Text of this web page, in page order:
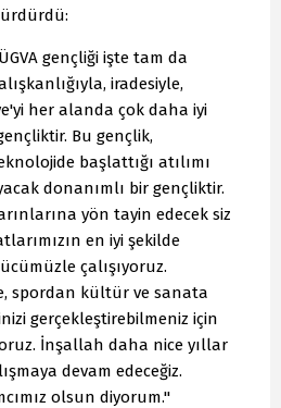
gençliği işte tam da
iradesiyle,
her alanda çok daha iyi
Bu gençlik,
başlattığı atılımı
donanımlı bir gençliktir.
yön tayin edecek siz
en iyi şekilde
çalışıyoruz.
spordan kültür ve sanata
gerçekleştirebilmeniz için
İnşallah daha nice yıllar
devam edeceğiz.
olsun diyorum."